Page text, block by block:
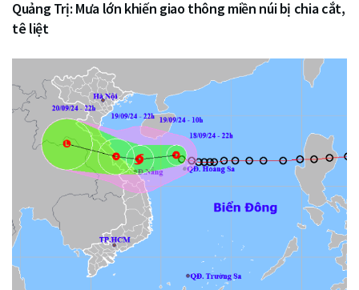
Quảng Trị: Mưa lớn khiến giao thông miền núi bị chia cắt,
tê liệt